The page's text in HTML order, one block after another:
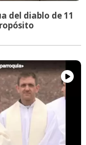
del diablo de 11